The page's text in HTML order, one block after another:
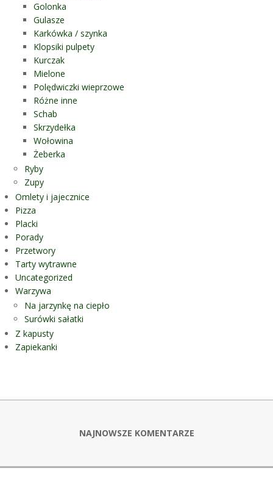
Golonka
Gulasze
Karkówka / szynka
Klopsiki pulpety
Kurczak
Mielone
Polędwiczki wieprzowe
Różne inne
Schab
Skrzydełka
Wołowina
Żeberka
Ryby
Zupy
Omlety i jajecznice
Pizza
Placki
Porady
Przetwory
Tarty wytrawne
Uncategorized
Warzywa
Na jarzynkę na ciepło
Surówki sałatki
Z kapusty
Zapiekanki
NAJNOWSZE KOMENTARZE